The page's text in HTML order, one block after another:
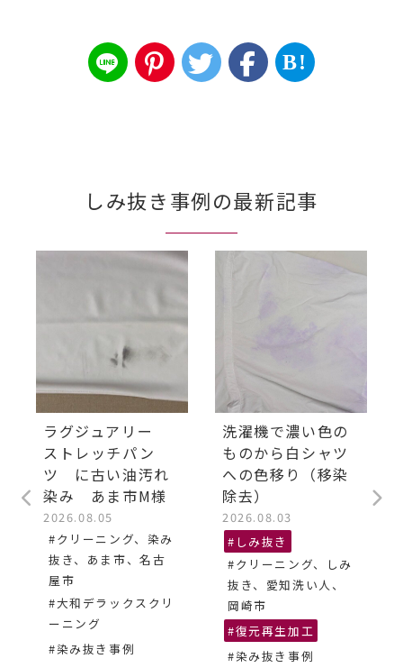
B!
しみ抜き事例の最新記事
ラグジュアリー
ストレッチパン
ツ に古い油汚れ
染み あま市M様
2026.08.05
#クリーニング、染み
抜き、あま市、名古
屋市
#大和デラックスクリ
ーニング
#染み抜き事例
洗濯機で濃い色の
ものから白シャツ
への色移り（移染
除去）
2026.08.03
#しみ抜き
#クリーニング、しみ
抜き、愛知洗い人、
岡崎市
#復元再生加工
#染み抜き事例